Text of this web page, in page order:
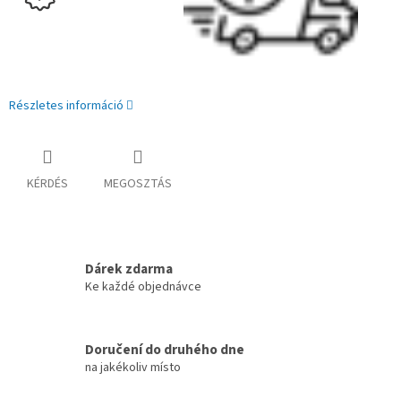
Részletes információ
KÉRDÉS MEGOSZTÁS
Dárek zdarma
Ke každé objednávce
Doručení do druhého dne
na jakékoliv místo